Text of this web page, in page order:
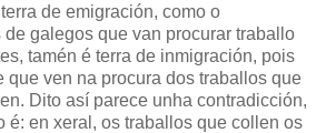
de emigración, como o
galegos que van procurar traballo
tamén é terra de inmigración, pois
que ven na procura dos traballos que
Dito así parece unha contradicción,
é: en xeral, os traballos que collen os